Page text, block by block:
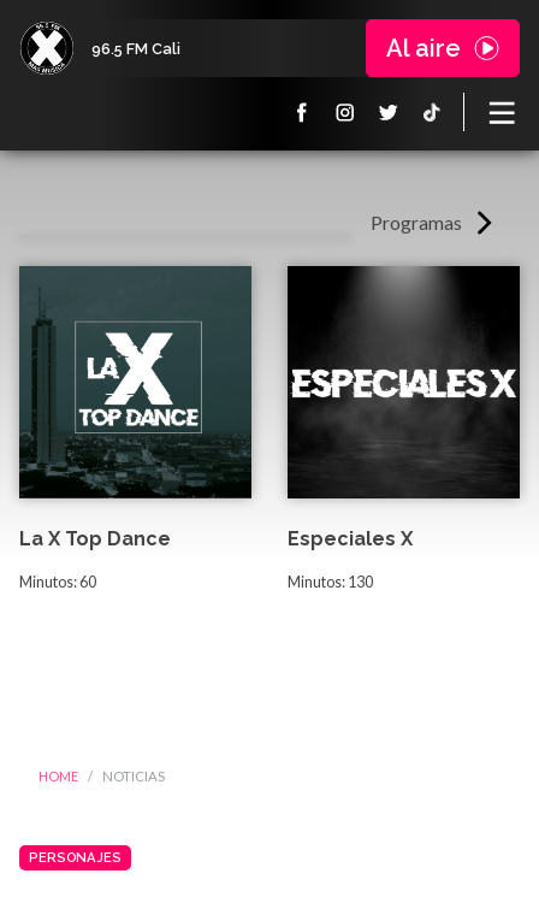
96.5 FM Cali Al aire
Programas
La X Top Dance
Minutos: 60
Especiales X
Minutos: 130
HOME NOTICIAS
PERSONAJES